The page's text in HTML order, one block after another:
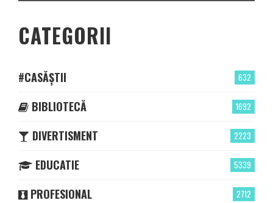
CATEGORII
632
#CASĂȘTII
1692
BIBLIOTECĂ
2223
DIVERTISMENT
5339
EDUCATIE
2712
PROFESIONAL